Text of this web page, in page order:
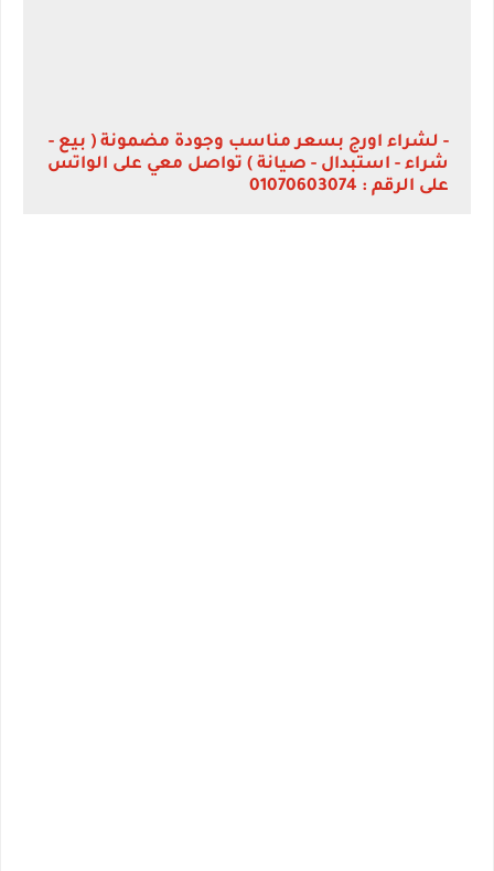
- لشراء اورج بسعر مناسب وجودة مضمونة ( بيع -
شراء - استبدال - صيانة ) تواصل معي على الواتس
على الرقم : 01070603074